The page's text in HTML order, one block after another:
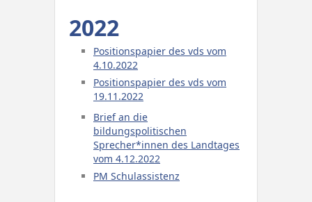
2022
Positionspapier des vds vom
4.10.2022
Positionspapier des vds vom
19.11.2022
Brief an die
bildungspolitischen
Sprecher*innen des Landtages
vom 4.12.2022
PM Schulassistenz